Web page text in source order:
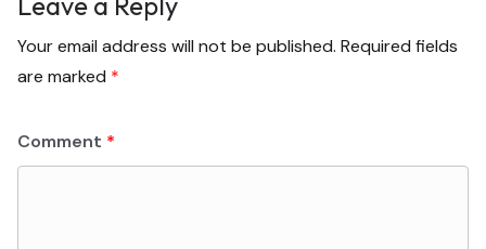
Your email address will not be published. Required fields
are marked *
Comment *